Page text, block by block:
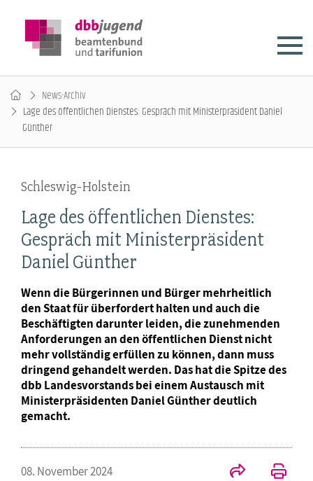
News-Archiv
Lage des öffentlichen Dienstes: Gespräch mit Ministerpräsident Daniel
Günther
Schleswig-Holstein
Lage des öffentlichen Dienstes:
Gespräch mit Ministerpräsident
Daniel Günther
Wenn die Bürgerinnen und Bürger mehrheitlich
den Staat für überfordert halten und auch die
Beschäftigten darunter leiden, die zunehmenden
Anforderungen an den öffentlichen Dienst nicht
mehr vollständig erfüllen zu können, dann muss
dringend gehandelt werden. Das hat die Spitze des
dbb Landesvorstands bei einem Austausch mit
Ministerpräsidenten Daniel Günther deutlich
gemacht.
08. November 2024